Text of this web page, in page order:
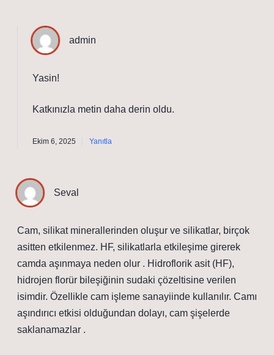
admin
Yasin!
Katkınızla metin daha derin oldu.
Ekim 6, 2025 Yanıtla
Seval
Cam, silikat minerallerinden oluşur ve silikatlar, birçok
asitten etkilenmez. HF, silikatlarla etkileşime girerek
camda aşınmaya neden olur . Hidroflorik asit (HF),
hidrojen florür bileşiğinin sudaki çözeltisine verilen
isimdir. Özellikle cam işleme sanayiinde kullanılır. Camı
aşındırıcı etkisi olduğundan dolayı, cam şişelerde
saklanamazlar .